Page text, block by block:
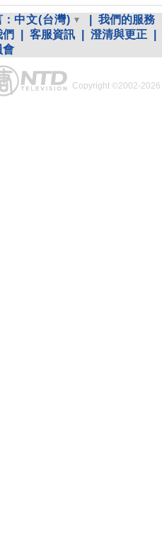
中文(台灣) 我們的服務
客服資訊 澄清與更正
會
Copyright ©2002-2026